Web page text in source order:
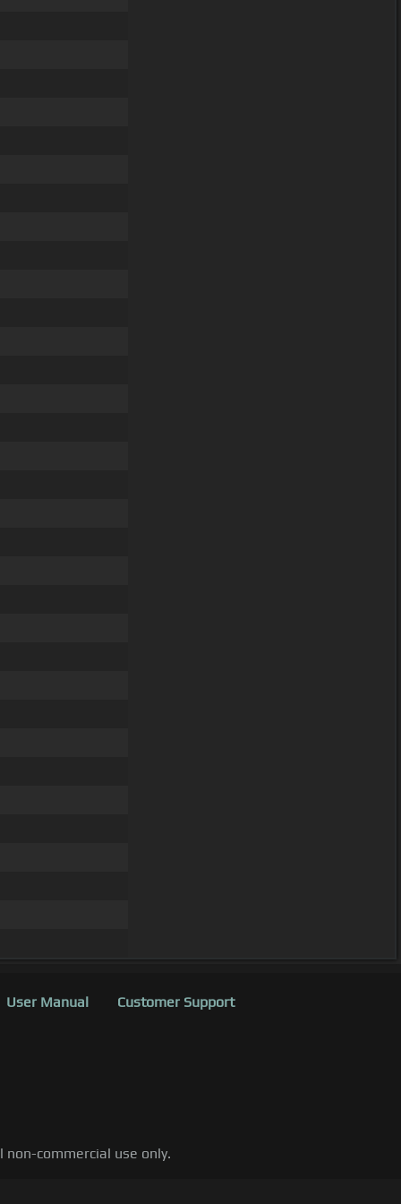
User Manual Customer Support
commercial use only.